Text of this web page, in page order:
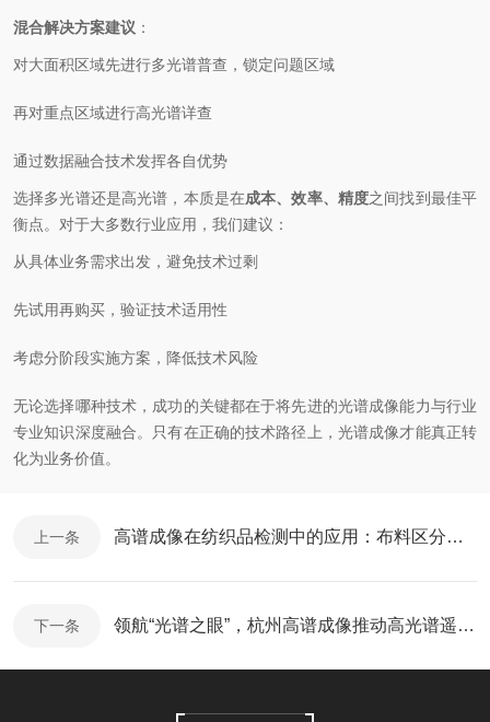
混合解决方案建议 ：
对大面积区域先进行多光谱普查，锁定问题区域
再对重点区域进行高光谱详查
通过数据融合技术发挥各自优势
选择多光谱还是高光谱，本质是在成本、效率、精度之间找到最佳平
衡点。对于大多数行业应用，我们建议：
从具体业务需求出发，避免技术过剩
先试用再购买，验证技术适用性
考虑分阶段实施方案，降低技术风险
无论选择哪种技术，成功的关键都在于将先进的光谱成像能力与行业
专业知识深度融合。只有在正确的技术路径上，光谱成像才能真正转
化为业务价值。
上一条 高谱成像在纺织品检测中的应用：布料区分测试报告
下一条 领航“光谱之眼”，杭州高谱成像推动高光谱遥感跨入智感时代